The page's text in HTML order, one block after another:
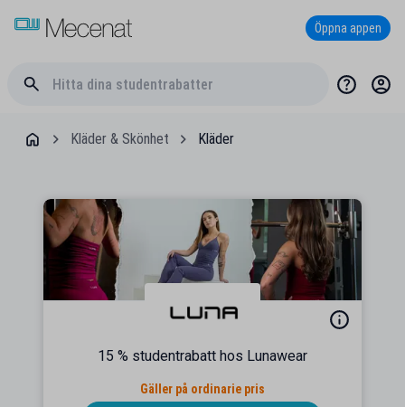
Öppna appen
Kläder & Skönhet Kläder
15 % studentrabatt hos Lunawear
Gäller på ordinarie pris